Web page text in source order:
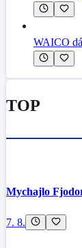
WAICO
TOP
Mychajlo
7. 8.